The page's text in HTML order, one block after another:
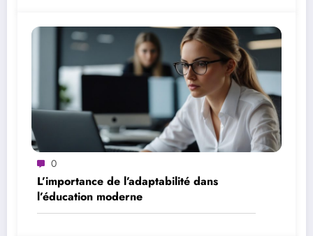
0
L’importance de l’adaptabilité dans
l’éducation moderne